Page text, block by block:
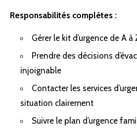
Responsabilités complètes :
Gérer le kit d’urgence de A à
Prendre des décisions
injoignable
Contacter les services
situation clairement
Suivre le plan d’urgence